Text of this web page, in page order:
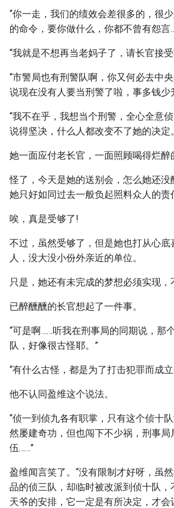
“你一走，我们的绩效会差很多的，很
的命令，要你做什么，你都不曾有怨言
“我就是不想再当老妈子了，请长官接
“市警局也有刑警队啊，你又何必去中
说现在没有人要当刑警了啦，事多钱少
“我不在乎，我想当个刑警，全心全意
说得坚决，什么人都改变不了她的决定。
她一面应付老长官，一面照顾喝得烂醉
怪了，今天是她的送别会，怎么她还没
她只好如同过去一般负起照料众人的责
唉，真是受够了!
不过，虽然受够了，但是她也打从心底
人，没大没小份外亲近的单位。
只是，她还有未完成的梦想必须实现，
已醉醺醺的长官想起了一件事。
“可是啊……听我在刑事局的同期说，那
队，好像很古怪耶。”
“有什么古怪，都是为了打击犯罪而成
他不认同盈维这个说法。
“侦一到侦九各有职掌，只有这个侦十
然屡建奇功，但也闯下不少祸，刑事局
伍……”
盈维闻言笑了。“没有限制才好呀，虽
品的侦三队，却临时被改派到侦十队
天爷的安排，它一定是有所决定，才会